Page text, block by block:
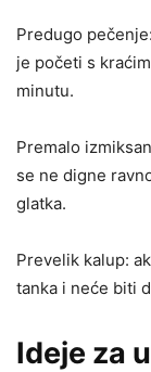
Predugo
je početi s
minutu.
Premalo
se ne digne
glatka.
Prevelik kalup:
tanka i neće biti
Ideje za